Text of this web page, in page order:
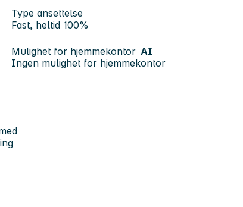
Type ansettelse
Fast, heltid 100%
Mulighet for hjemmekontor AI
Ingen mulighet for hjemmekontor